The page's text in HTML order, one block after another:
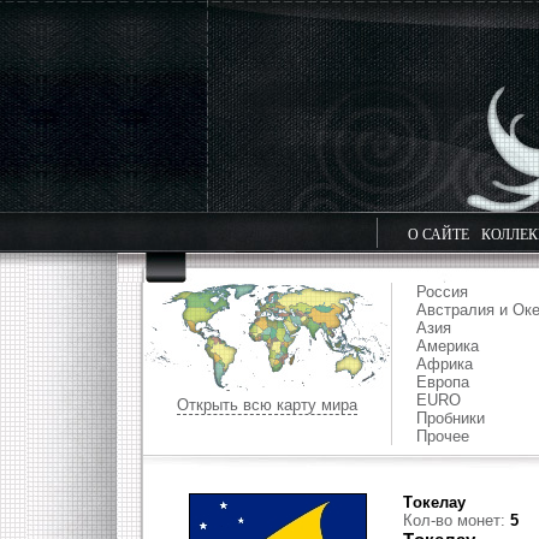
О САЙТЕ
Открыть всю карту мира
Россия
Австралия и
Азия
Америка
Африка
Европа
EURO
Пробники
Прочее
Тoкелау
Кол-во монет: 5